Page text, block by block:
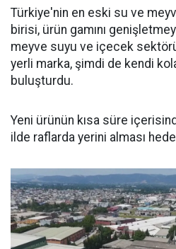
Türkiye'nin en eski su ve
birisi, ürün gamını
meyve suyu ve içecek
yerli marka, şimdi de kendi
buluşturdu.
Yeni ürünün kısa süre
ilde raflarda yerini alması